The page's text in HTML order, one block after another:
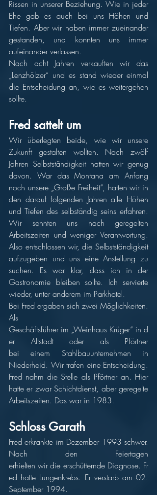
Rissen in unserer Beziehung. Wie in jeder
Ehe gab es auch bei uns Höhen und
Tiefen. Aber wir haben immer zueinander
gestanden, und konnten uns immer
aufeinander verlassen.
Nach acht Jahren verkauften wir das
„Lenzhölzer“ und es stand wieder einmal
die Entscheidung an, wie es weitergehen
sollte.
Fred sattelt um
Wir überlegten beide, wie wir unsere
Zukunft gestalten wollten. Nach zwölf
Jahren Selbstständigkeit hatten wir genug
davon. War das Montana am Anfang
noch unsere „Große Freiheit“, hatten wir in
den darauf folgenden Jahren alle Höhen
und Tiefen des selbständig seins erfahren.
Wir sehnten uns nach geregelten
Arbeitszeiten und weniger Verantwortung.
Also entschlossen wir, die Selbstständigkeit
aufzugeben und uns eine Anstellung zu
suchen. Es war klar, dass ich in der
Gastronomie bleiben sollte. Ich servierte
wieder, unter anderem im Parkhotel.
Als
Geschäftsführer im „Weinhaus Krüger“ in d
er Altstadt oder als Pförtner
bei einem Stahlbauunternehmen in
Niederheid. Wir trafen eine Entscheidung.
Fred nahm die Stelle als Pförtner an. Hier
hatte er zwar Schichtdienst, aber geregelte
Arbeitszeiten. Das war in 1983.
Schloss Garath
Fred erkrankte im Dezember 1993 schwer.
Nach den Feiertagen
erhielten wir die erschütternde Diagnose. Fr
ed hatte Lungenkrebs. Er verstarb am 02.
September 1994.